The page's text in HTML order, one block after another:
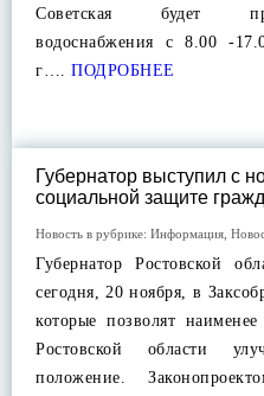
Советская будет
водоснабжения с 8.00 -
г…. ПОДРОБНЕЕ
Губернатор выступил с
социальной защите
Новость в рубрике: Информация
Губернатор Ростовской
сегодня, 20 ноября, в
которые позволят
Ростовской области
положение.